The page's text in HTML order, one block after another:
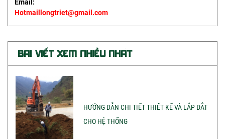
Email:
Hotmaillongtriet@gmail.com
BÀI VIẾT XEM NHIỀU NHẤT
HƯỚNG DẪN CHI TIẾT THIẾT KẾ VÀ LẮP ĐẮT
CHO HỆ THỐNG